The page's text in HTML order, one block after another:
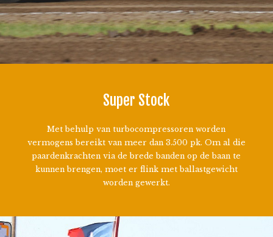
Super Stock
Met behulp van turbocompressoren worden
vermogens bereikt van meer dan 3.500 pk. Om al die
paardenkrachten via de brede banden op de baan te
kunnen brengen, moet er flink met ballastgewicht
worden gewerkt.